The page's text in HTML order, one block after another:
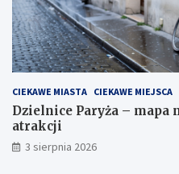
CIEKAWE MIASTA CIEKAWE MIEJSCA
Dzielnice Paryża – mapa
atrakcji
3 sierpnia 2026